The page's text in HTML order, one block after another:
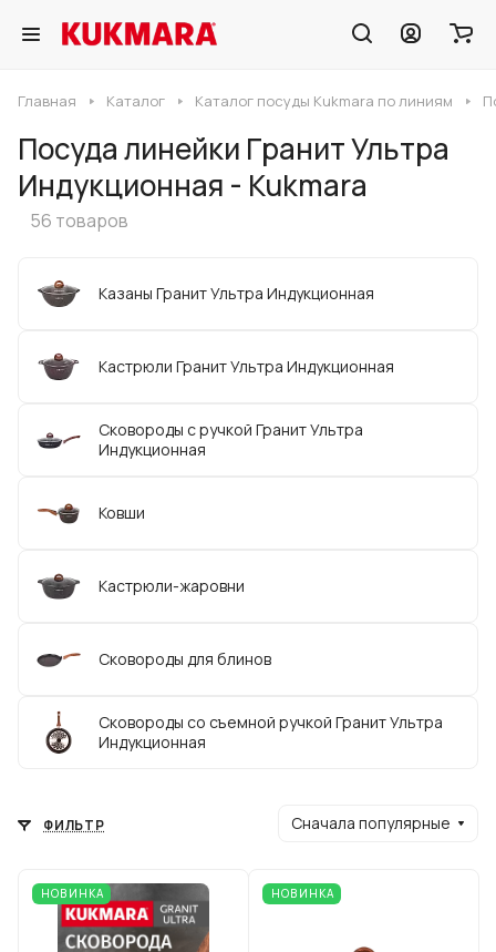
Главная Каталог Каталог посуды Kukmara по линиям
Посуда линейки Гранит Ультра
Индукционная - Kukmara
56 товаров
Казаны Гранит Ультра Индукционная
Кастрюли Гранит Ультра Индукционная
Сковороды с ручкой Гранит Ультра
Индукционная
Ковши
Кастрюли-жаровни
Сковороды для блинов
Сковороды со съемной ручкой Гранит Ультра
Индукционная
ФИЛЬТР Сначала популярные
НОВИНКА НОВИНКА